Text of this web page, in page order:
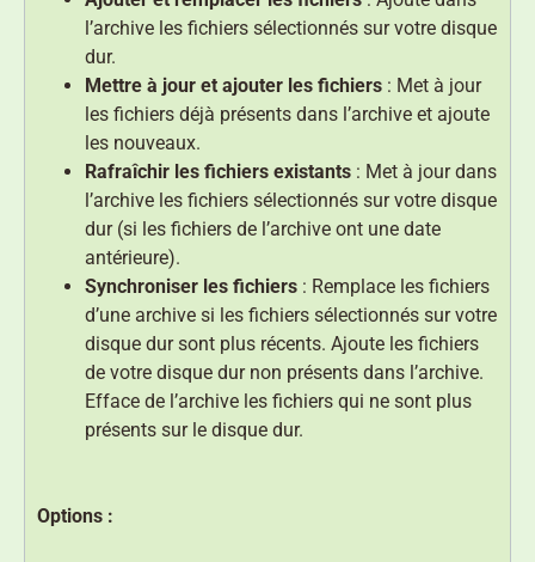
l’archive les fichiers sélectionnés sur votre disque
dur.
Mettre à jour et ajouter les fichiers : Met à jour
les fichiers déjà présents dans l’archive et ajoute
les nouveaux.
Rafraîchir les fichiers existants : Met à jour dans
l’archive les fichiers sélectionnés sur votre disque
dur (si les fichiers de l’archive ont une date
antérieure).
Synchroniser les fichiers : Remplace les fichiers
d’une archive si les fichiers sélectionnés sur votre
disque dur sont plus récents. Ajoute les fichiers
de votre disque dur non présents dans l’archive.
Efface de l’archive les fichiers qui ne sont plus
présents sur le disque dur.
Options :